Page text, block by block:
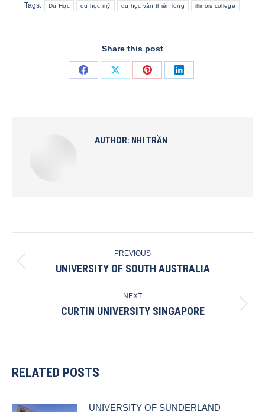
Tags: Du Học du học mỹ du học vân thiên long illinois college
Share this post
Share
Share
Share
Share
AUTHOR: NHI TRẦN
NAVIGATION
PREVIOUS
Previous
UNIVERSITY OF SOUTH AUSTRALIA
NEXT
Next
CURTIN UNIVERSITY SINGAPORE
RELATED POSTS
UNIVERSITY OF SUNDERLAND